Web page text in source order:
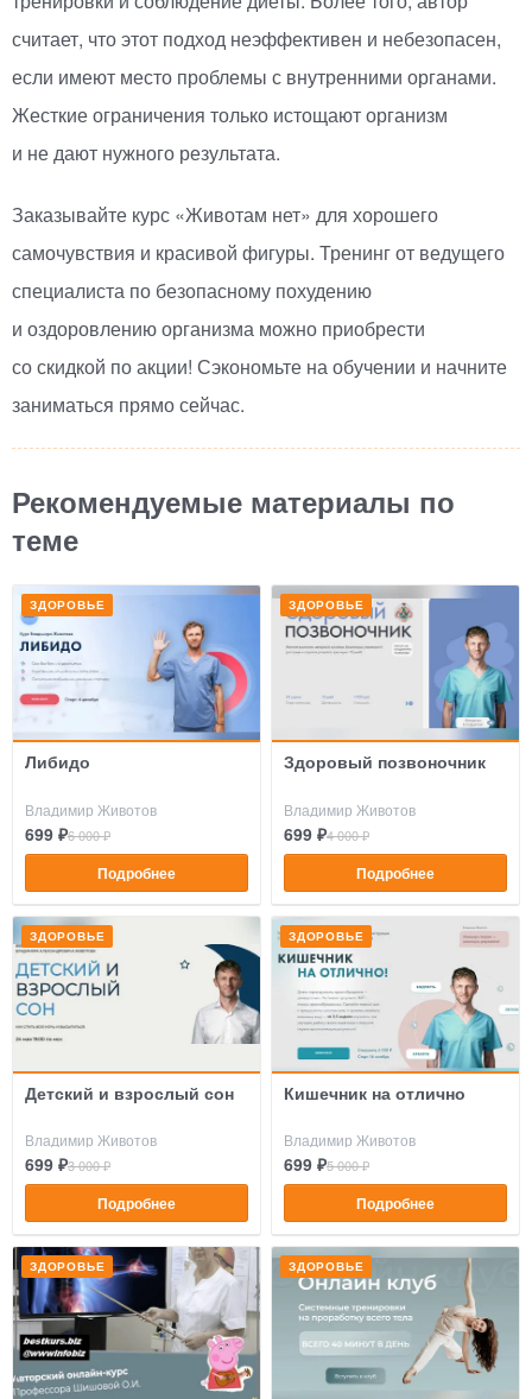
считает, что этот подход неэффективен и небезопасен,
если имеют место проблемы с внутренними органами.
Жесткие ограничения только истощают организм
и не дают нужного результата.
Заказывайте курс «Животам нет» для хорошего
самочувствия и красивой фигуры. Тренинг от ведущего
специалиста по безопасному похудению
и оздоровлению организма можно приобрести
со скидкой по акции! Сэкономьте на обучении и начните
заниматься прямо сейчас.
Рекомендуемые материалы по
теме
ЗДОРОВЬЕ
Либидо
Владимир Животов
699 ₽6 000 ₽
Подробнее
ЗДОРОВЬЕ
Здоровый позвоночник
Владимир Животов
699 ₽4 000 ₽
Подробнее
ЗДОРОВЬЕ
Детский и взрослый сон
Владимир Животов
699 ₽3 000 ₽
Подробнее
ЗДОРОВЬЕ
Кишечник на отлично
Владимир Животов
699 ₽5 000 ₽
Подробнее
ЗДОРОВЬЕ ЗДОРОВЬЕ